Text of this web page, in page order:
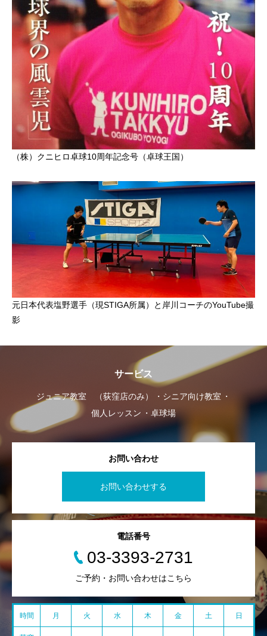
（株）クニヒロ卓球10周年記念号（卓球王国）
元日本代表塩野選手（現STIGA所属）と岸川コーチのYouTube撮
影
サービス
ジュニア教室 （荻窪店のみ）
シニア向け教室
個人レッスン
卓球場
お問い合わせ
お問い合わせする
電話番号
03-3393-2731
ご予約・お問い合わせはこちら
時間 月 火 水 木 金 土 日